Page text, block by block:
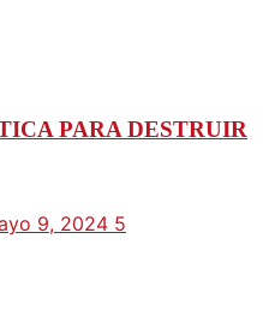
PARA DESTRUIR
9, 2024 5